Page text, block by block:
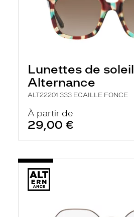
Lunettes de soleil
Alternance
ALT22201 333 ECAILLE FONCE
À partir de
29,00 €